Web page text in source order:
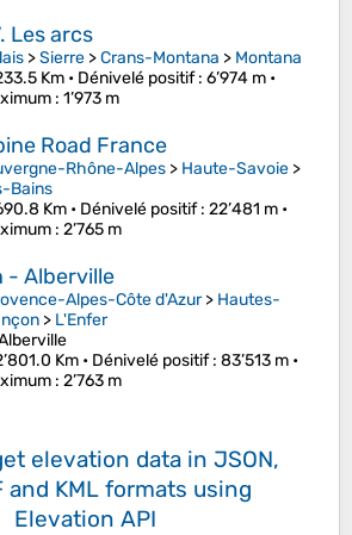
Les arcs
>Sierre >Crans-Montana > Montana
Km • Dénivelé positif: 6’974 m •
: 1’973 m
Road France
Rhône-Alpes > Haute-Savoie >
Bains
Km • Dénivelé positif: 22’481 m •
: 2’765 m
- Alberville
Alpes-Côte d'Azur> Hautes-
> L'Enfer
Km • Dénivelé positif: 83’513 m •
: 2’763 m
elevation data in JSON,
and KML formats using
Elevation API